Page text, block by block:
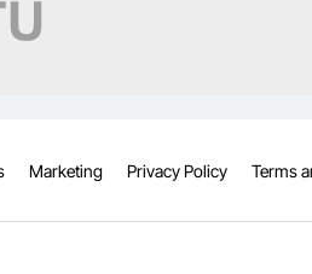
Marketing Privacy Policy Terms